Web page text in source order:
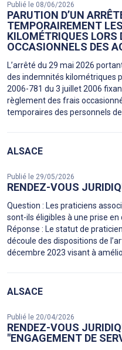
Publié le 08/06/2026
PARUTION D’UN
TEMPORAIREMENT
KILOMÉTRIQUES LORS
OCCASIONNELS DES
L’arrêté du 29 mai 2026
des indemnités kilométriques
2006-781 du 3 juillet 2006
règlement des frais
temporaires des personnels
ALSACE
Publié le 29/05/2026
RENDEZ-VOUS
Question : Les praticiens
sont-ils éligibles à une prise en
Réponse : Le statut de
découle des dispositions de
décembre 2023 visant à
ALSACE
Publié le 20/04/2026
RENDEZ-VOUS
"ENGAGEMENT DE